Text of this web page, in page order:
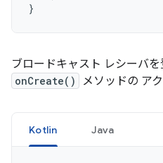
}
ブロードキャスト レシーバ
onCreate() メソッドの ア
Kotlin Java